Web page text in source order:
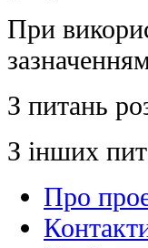
При
З питань
З інших
Про